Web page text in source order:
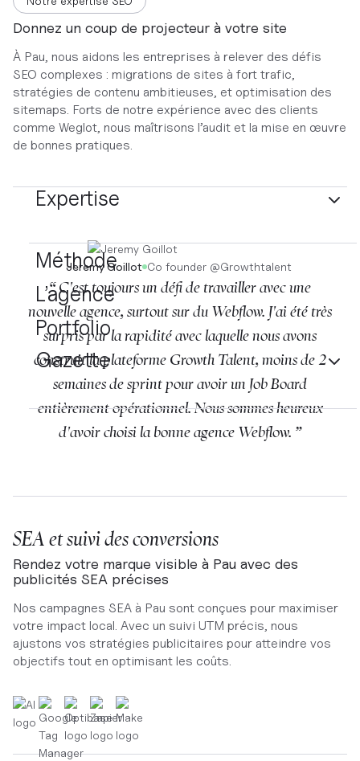
Expertise
Méthode
L’agence
Portfolio
Gazette
Donnez un coup de projecteur à votre site
À Pau, nous aidons les entreprises à relever des défis
SEO complexes : migrations de sites à fort trafic,
stratégies de contenu ambitieuses, et optimisation des
sitemaps. Forts de notre expérience avec des clients
comme Weglot, nous maîtrisons l’audit et la mise en œuvre
de bonnes pratiques.
Jeremy Goillot Co founder @Growthtalent
“ C'est toujours un défi de travailler avec une
nouvelle agence, surtout sur du Webflow. J'ai été très
surpris par la rapidité avec laquelle nous avons
construit la plateforme Growth Talent, moins de 2
semaines de sprint pour avoir un Job Board
entièrement opérationnel. Nous sommes heureux
d'avoir choisi la bonne agence Webflow. ”
SEA et suivi des conversions
Rendez votre marque visible à Pau avec des
publicités SEA précises
Nos campagnes SEA à Pau sont conçues pour maximiser
votre impact local. Avec un suivi UTM précis, nous
ajustons vos stratégies publicitaires pour atteindre vos
objectifs tout en optimisant les coûts.